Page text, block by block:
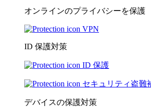
オンラインのプライバシーを保護
VPN
ID 保護対策
ID 保護
セキュリティ盗難
デバイスの保護対策